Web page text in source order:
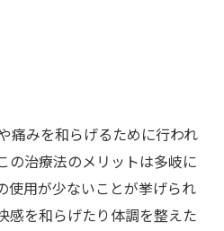
痛みを和らげるために行われ
の治療法のメリットは多岐に
使用が少ないことが挙げられ
感を和らげたり体調を整えた